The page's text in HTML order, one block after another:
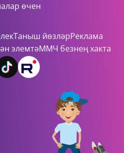
өчен
Таныш йөзләрРеклама
элемтәММЧ безнең хакта